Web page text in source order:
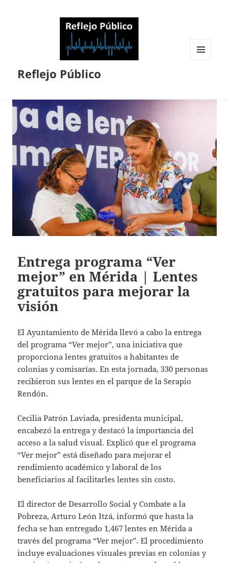
Reflejo Público
Entrega programa “Ver
mejor” en Mérida | Lentes
gratuitos para mejorar la
visión
El Ayuntamiento de Mérida llevó a cabo la entrega
del programa “Ver mejor”, una iniciativa que
proporciona lentes gratuitos a habitantes de
colonias y comisarías. En esta jornada, 330 personas
recibieron sus lentes en el parque de la Serapio
Rendón.
Cecilia Patrón Laviada, presidenta municipal,
encabezó la entrega y destacó la importancia del
acceso a la salud visual. Explicó que el programa
“Ver mejor” está diseñado para mejorar el
rendimiento académico y laboral de los
beneficiarios al facilitarles lentes sin costo.
El director de Desarrollo Social y Combate a la
Pobreza, Arturo León Itzá, informó que hasta la
fecha se han entregado 1,467 lentes en Mérida a
través del programa “Ver mejor”. El procedimiento
incluye evaluaciones visuales previas en colonias y